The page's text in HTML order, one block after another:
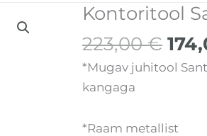
Kontoritool
223,00€ oli:
*Mugav juhitool
kangaga
*Raam metallist
Kontoritool
must/hall
kogus